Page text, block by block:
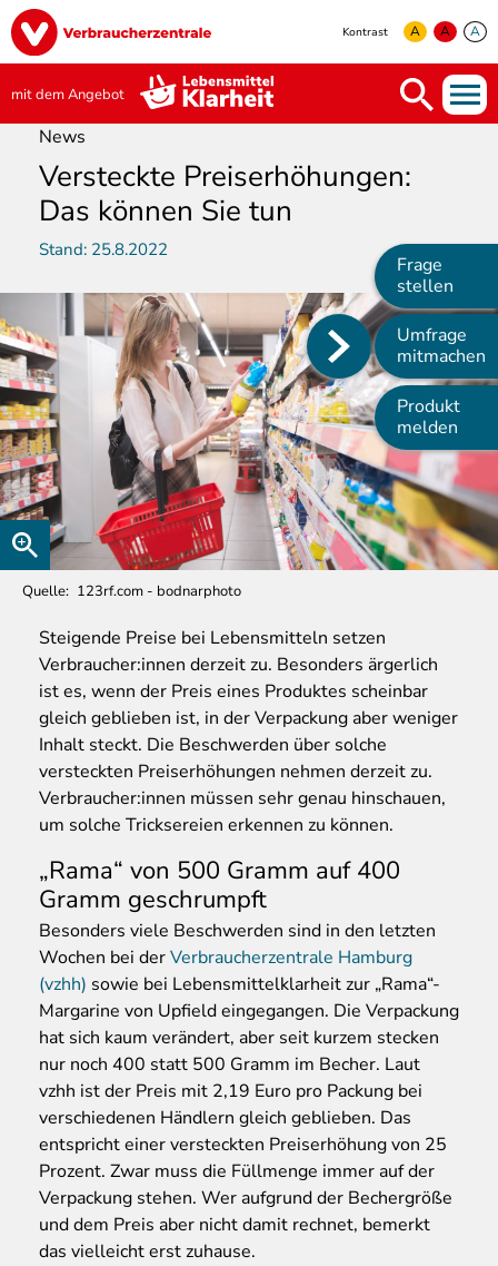
Direkt
zum
Inhalt
Image
Kontrast A A A
mit dem Angebot
Main
navigation
Frage
stellen
Umfrage
mitmachen
Produkt
melden
News
Versteckte Preiserhöhungen:
Das können Sie tun
Stand: 25.8.2022
Quelle 123rf.com - bodnarphoto
Steigende Preise bei Lebensmitteln setzen
Verbraucher:innen derzeit zu. Besonders ärgerlich
ist es, wenn der Preis eines Produktes scheinbar
gleich geblieben ist, in der Verpackung aber weniger
Inhalt steckt. Die Beschwerden über solche
versteckten Preiserhöhungen nehmen derzeit zu.
Verbraucher:innen müssen sehr genau hinschauen,
um solche Tricksereien erkennen zu können.
„Rama“ von 500 Gramm auf 400
Gramm geschrumpft
Besonders viele Beschwerden sind in den letzten
Wochen bei derVerbraucherzentrale Hamburg
(vzhh) sowie bei Lebensmittelklarheit zur „Rama“-
Margarine von Upfield eingegangen. Die Verpackung
hat sich kaum verändert, aber seit kurzem stecken
nur noch 400 statt 500 Gramm im Becher. Laut
vzhh ist der Preis mit 2,19 Euro pro Packung bei
verschiedenen Händlern gleich geblieben. Das
entspricht einer versteckten Preiserhöhung von 25
Prozent. Zwar muss die Füllmenge immer auf der
Verpackung stehen. Wer aufgrund der Bechergröße
und dem Preis aber nicht damit rechnet, bemerkt
das vielleicht erst zuhause.